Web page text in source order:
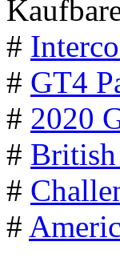
#
# GT4
# 2020
# British
#
#